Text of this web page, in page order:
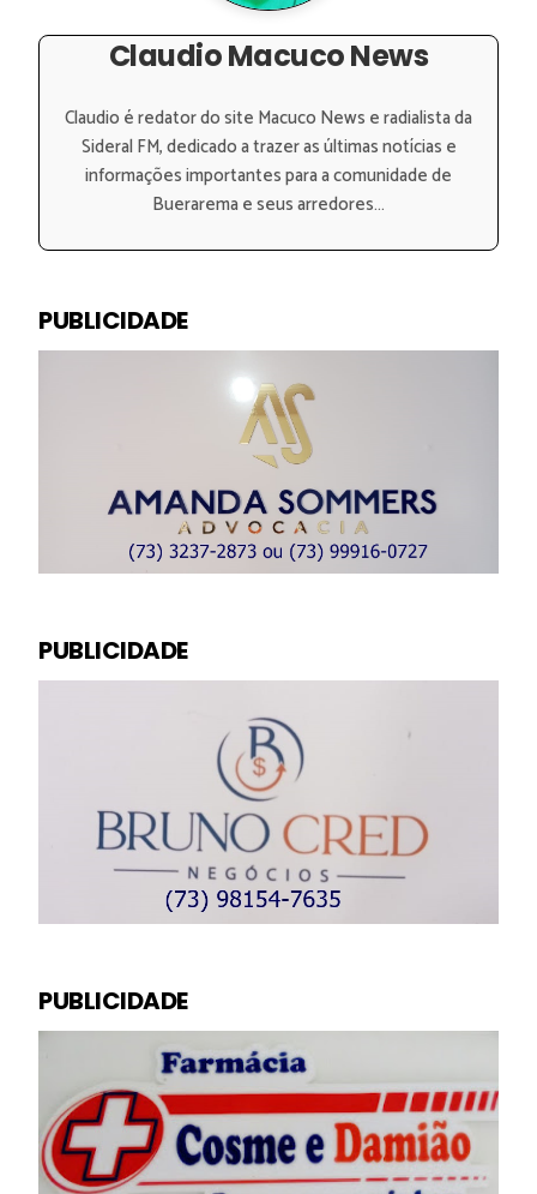
Claudio Macuco News
Claudio é redator do site Macuco News e radialista da
Sideral FM, dedicado a trazer as últimas notícias e
informações importantes para a comunidade de
Buerarema e seus arredores...
PUBLICIDADE
PUBLICIDADE
PUBLICIDADE